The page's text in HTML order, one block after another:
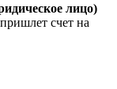
лицо)
счет на